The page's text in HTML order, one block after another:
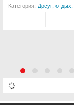
Категория: Досуг,